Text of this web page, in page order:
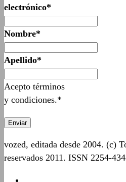
electrónico*
Nombre*
Apellido*
Acepto términos
y condiciones.*
vozed, editada desde 2004. (c)
reservados 2011. ISSN 2254-